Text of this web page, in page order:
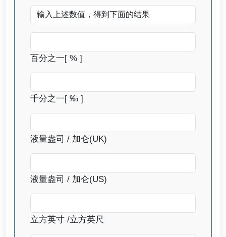
百分之一[ % ]
千分之一[ ‰ ]
液量盎司 / 加仑(UK)
液量盎司 / 加仑(US)
立方英寸 /立方英尺